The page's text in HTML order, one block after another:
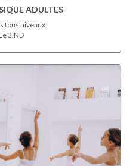
ADULTES
tous niveaux
3.ND